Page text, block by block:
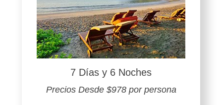
7 Días y 6 Noches
Precios Desde $978 por persona